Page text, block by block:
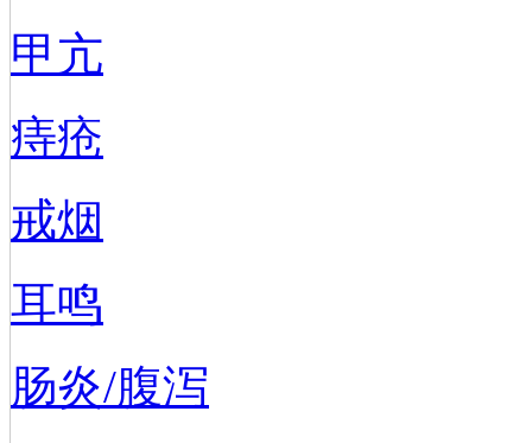
甲亢
痔疮
戒烟
耳鸣
肠炎/腹泻